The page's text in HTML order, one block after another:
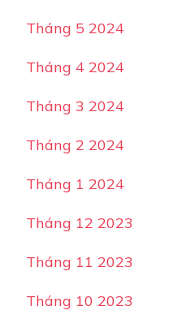
Tháng 5 2024
Tháng 4 2024
Tháng 3 2024
Tháng 2 2024
Tháng 1 2024
Tháng 12 2023
Tháng 11 2023
Tháng 10 2023